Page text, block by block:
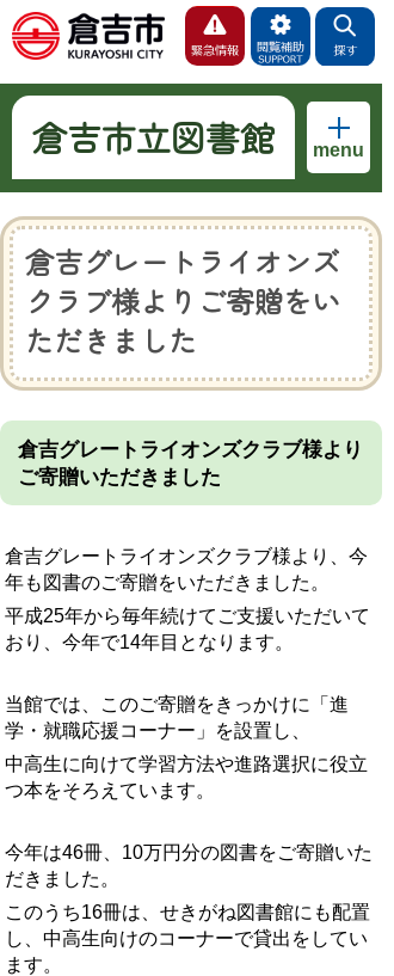
倉吉市立図書館 menu
倉吉グレートライオンズ
クラブ様よりご寄贈をい
ただきました
倉吉グレートライオンズクラブ様より
ご寄贈いただきました
倉吉グレートライオンズクラブ様より、今
年も図書のご寄贈をいただきました。
平成25年から毎年続けてご支援いただいて
おり、今年で14年目となります。
当館では、このご寄贈をきっかけに「進
学・就職応援コーナー」を設置し、
中高生に向けて学習方法や進路選択に役立
つ本をそろえています。
今年は46冊、10万円分の図書をご寄贈いた
だきました。
このうち16冊は、 せきがね図書館にも配置
し、中高生向けのコーナーで貸出をしてい
ます。